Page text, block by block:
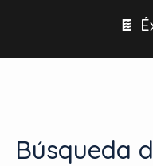
🍫
Búsqueda